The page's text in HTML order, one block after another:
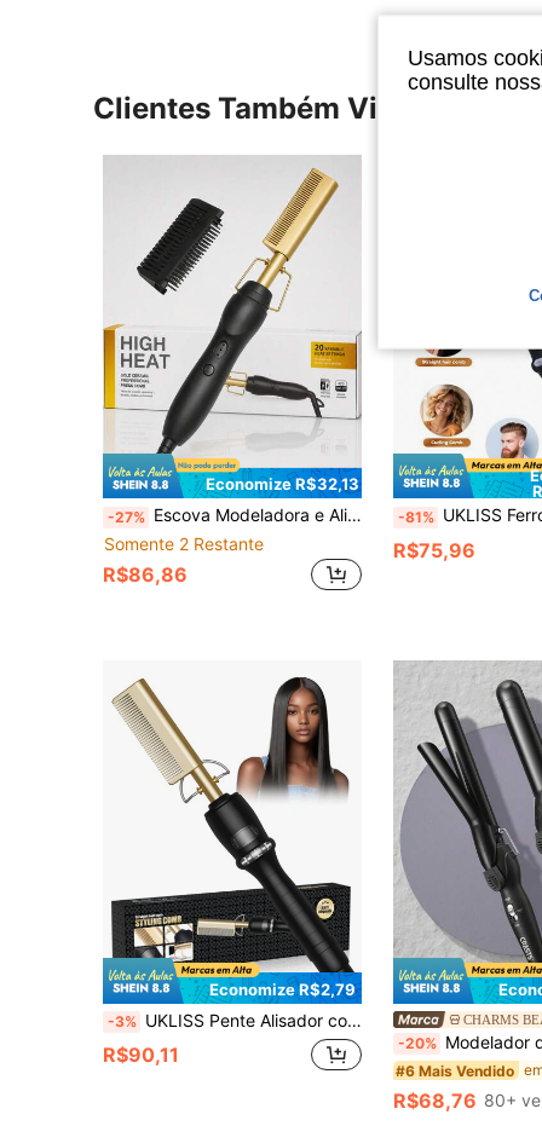
Clientes Também Visitaram
Economize R$32,13
-27% Escova Modeladora e Alisadora 2 em 1 Úmida & Seca para Franja, Volume Fofo, Cabelo Liso e Cachos Naturais, Ferramenta de Estilização Elétrica para Homens & Mulheres, Essencial de Volta às Aulas, Conjunto de Presente Único para Ela, Ideia de Presente de Aniversário e Feriado
Somente 2 Restante
R$86,86
-81% UKLISS Ferro de Encaracolar Úmido e Seco Fofo 2 em 1 para Franja, Escova Alisadora e Encaracoladora Elétrica, Ideias de
R$75,96
Economize R$2,79
-3% UKLISS Pente Alisador com Visor Digital, Modelador de Cabelo, Pente Prensador Cerâmico de Alta Temperatura Profissional, Alisador de Cabelo Multifuncional de Cobre para Cabelos Grossos, Presentes para Homens e Mulheres, Ideias de Presentes, Presentes Únicos, Presentes Legais, Presentes para Ela, Conjuntos de Presentes
R$90,11
CHARMS
-20% Modelador de Cabelo CRASTS, 32mm e 25mm, Ferro de Ondular com Ajuste de Temperatura, Prancha de Cabelo,
#6 Mais Vendido
R$68,76 80+
Usamos
consulte